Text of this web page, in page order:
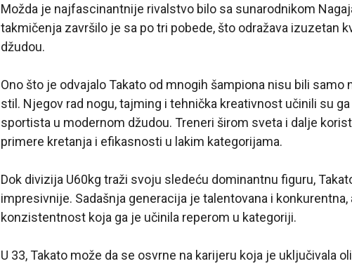
Možda je najfascinantnije rivalstvo bilo sa sunarodnikom
takmičenja završilo je sa po tri pobede, što odražava izuzetan
džudou.
Ono što je odvajalo Takato od mnogih šampiona nisu bili samo
stil. Njegov rad nogu, tajming i tehnička kreativnost učinili su
sportista u modernom džudou. Treneri širom sveta i dalje
primere kretanja i efikasnosti u lakim kategorijama.
Dok divizija U60kg traži svoju sledeću dominantnu figuru,
impresivnije. Sadašnja generacija je talentovana i
konzistentnost koja ga je učinila reperom u kategoriji.
U 33, Takato može da se osvrne na karijeru koja je uključivala